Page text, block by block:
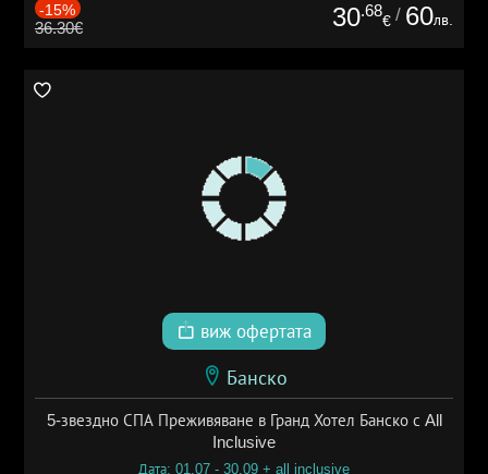
-15%
36.30€ 30.68
€ / 60лв.
виж офертата
Банско
5-звездно СПА Преживяване в Гранд Хотел Банско с All
Inclusive
Дата: 01.07 - 30.09 + all inclusive